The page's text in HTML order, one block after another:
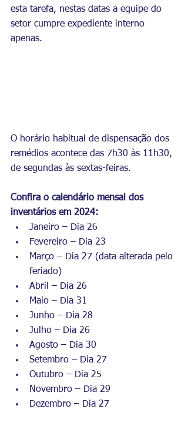
esta tarefa, nestas datas a equipe do
setor cumpre expediente interno
apenas.
O horário habitual de dispensação dos
remédios acontece das 7h30 às 11h30,
de segundas às sextas-feiras.
Confira o calendário mensal dos
inventários em 2024:
Janeiro – Dia 26
Fevereiro – Dia 23
Março – Dia 27 (data alterada pelo
feriado)
Abril – Dia 26
Maio – Dia 31
Junho – Dia 28
Julho – Dia 26
Agosto – Dia 30
Setembro – Dia 27
Outubro – Dia 25
Novembro – Dia 29
Dezembro – Dia 27